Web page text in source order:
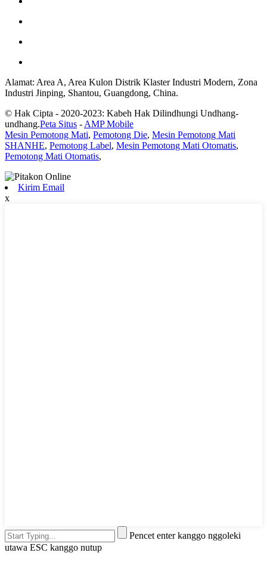
Alamat: Area A, Area Kulon Distrik Klaster Industri Modern, Zona
Industri Jinping, Shantou, Guangdong, China.
© Hak Cipta - 2020-2023: Kabeh Hak Dilindhungi Undhang-
undhang.Peta Situs - AMP Mobile
Mesin Pemotong Mati, Pemotong Die, Mesin Pemotong Mati
SHANHE, Pemotong Label, Mesin Pemotong Mati Otomatis,
Pemotong Mati Otomatis,
Kirim Email
x
Pencet enter kanggo nggoleki
utawa ESC kanggo nutup